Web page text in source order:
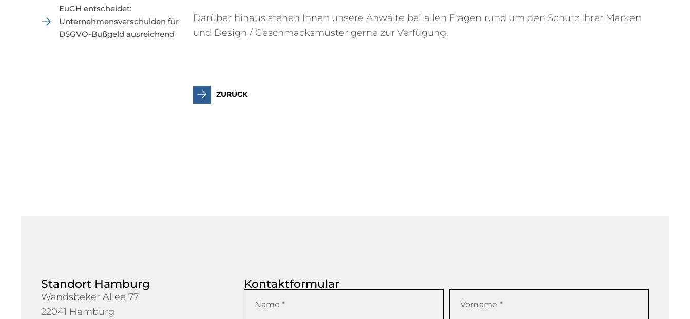
EuGH entscheidet:
Unternehmensverschulden für
DSGVO-Bußgeld ausreichend
Darüber hinaus stehen Ihnen unsere Anwälte bei allen Fragen rund um den Schutz Ihrer Marken
und Design / Geschmacksmuster gerne zur Verfügung.
ZURÜCK
Standort Hamburg
Wandsbeker Allee 77
22041 Hamburg
Kontaktformular